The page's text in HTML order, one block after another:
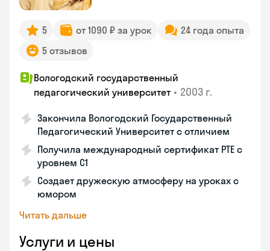
5 от 1090 ₽ за урок
24 года опыта
5 отзывов
Вологодский государственный
педагогический университет • 2003 г.
Закончила Вологодский Государственный
Педагогический Университет с отличием
Получила международный сертификат PTE с
уровнем C1
Создает дружескую атмосферу на уроках с
юмором
Читать дальше
Услуги и цены